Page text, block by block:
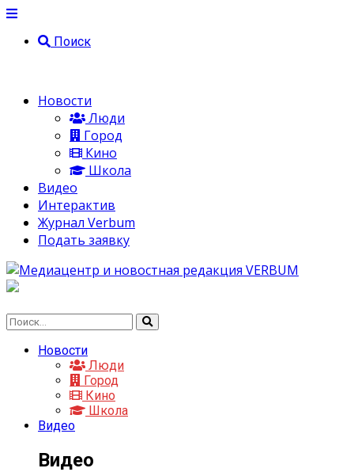
Поиск
Новости
Люди
Город
Кино
Школа
Видео
Интерактив
Журнал Verbum
Подать заявку
Новости
Люди
Город
Кино
Школа
Видео
Видео